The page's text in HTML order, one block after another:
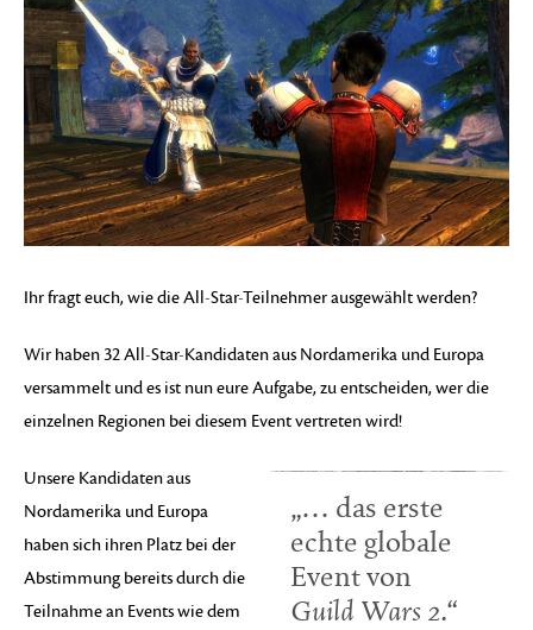
Ihr fragt euch, wie die All-Star-Teilnehmer ausgewählt werden?
Wir haben 32 All-Star-Kandidaten aus Nordamerika und Europa
versammelt und es ist nun eure Aufgabe, zu entscheiden, wer die
einzelnen Regionen bei diesem Event vertreten wird!
„… das erste
echte globale
Event von
Guild Wars 2.“
Unsere Kandidaten aus
Nordamerika und Europa
haben sich ihren Platz bei der
Abstimmung bereits durch die
Teilnahme an Events wie dem